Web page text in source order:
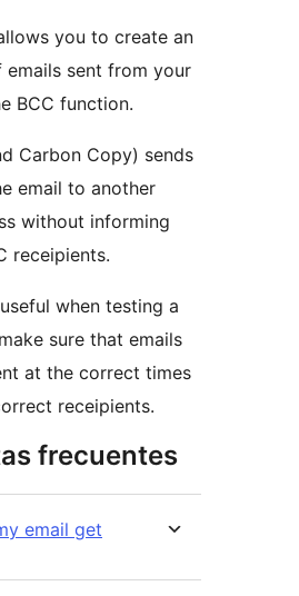
you to create an
sent from your
BCC function.
Carbon Copy) sends
email to another
without informing
receipients.
when testing a
sure that emails
at the correct times
receipients.
frecuentes
email get